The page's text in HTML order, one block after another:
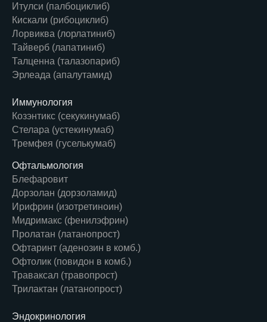
Итулси (палбоциклиб)
Кискали (рибоциклиб)
Лорвиква (лорлатиниб)
Тайверб (лапатиниб)
Талценна (талазопариб)
Эрлеада (апалутамид)
Иммунология
Козэнтикс (секукинумаб)
Стелара (устекинумаб)
Тремфея (гуселькумаб)
Офтальмология
Блефаровит
Дорзолан (дорзоламид)
Ирифрин (изотретиноин)
Мидримакс (фенилэфрин)
Пролатан (латанопрост)
Офтаринт (аденозин в комб.)
Офтолик (повидон в комб.)
Траваксал (травопрост)
Трилактан (латанопрост)
Эндокринология